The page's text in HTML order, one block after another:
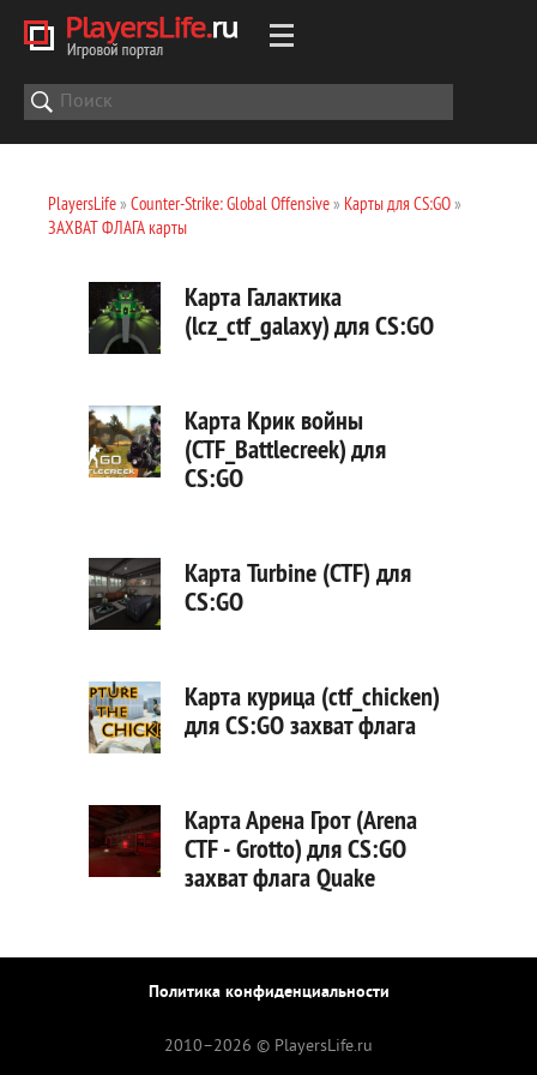
PlayersLife» Counter-Strike: Global Offensive» Карты для CS:GO»
ЗАХВАТ ФЛАГА карты
Карта Галактика
(lcz_ctf_galaxy) для CS:GO
Карта Крик войны
(CTF_Battlecreek) для
CS:GO
Карта Turbine (CTF) для
CS:GO
Карта курица (ctf_chicken)
для CS:GO захват флага
Карта Арена Грот (Arena
CTF - Grotto) для CS:GO
захват флага Quake
Политика конфиденциальности
2010–2026 © PlayersLife.ru